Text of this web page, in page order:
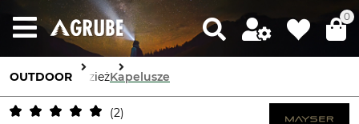
0
OUTDOOR OdzieżKapelusze
2